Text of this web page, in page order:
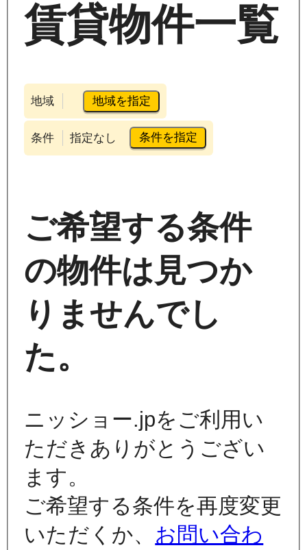
賃貸物件一覧
地域 地域を指定
条件 指定なし 条件を指定
ご希望する条件
の物件は見つか
りませんでし
た。
ニッショー.jpをご利用い
ただきありがとうござい
ます。
ご希望する条件を再度変更
いただくか、 お問い合わ